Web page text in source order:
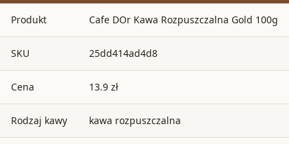
Produkt Cafe DOr Kawa Rozpuszczalna Gold 100g
SKU 25dd414ad4d8
Cena 13.9 zł
Rodzaj kawy kawa rozpuszczalna